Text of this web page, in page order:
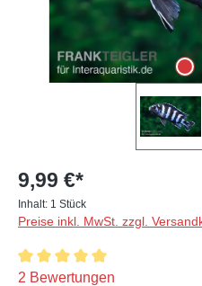
9,99 €*
Inhalt: 1 Stück
Preise inkl. MwSt. zzgl.
Durchschnittliche Bewertung
2 Bewertungen